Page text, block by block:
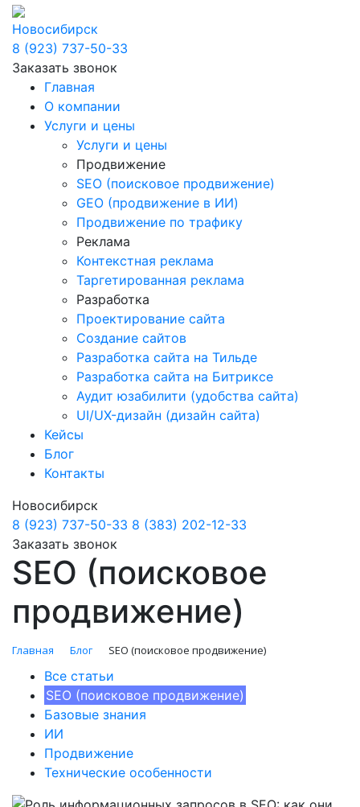
Новосибирск
8 (923) 737-50-33
Заказать звонок
Главная
О компании
Услуги и цены
Услуги и цены
Продвижение
SEO (поисковое продвижение)
GEO (продвижение в ИИ)
Продвижение по трафику
Реклама
Контекстная реклама
Таргетированная реклама
Разработка
Проектирование сайта
Создание сайтов
Разработка сайта на Тильде
Разработка сайта на Битриксе
Аудит юзабилити (удобства сайта)
UI/UX-дизайн (дизайн сайта)
Кейсы
Блог
Контакты
Новосибирск
8 (923) 737-50-33 8 (383) 202-12-33
Заказать звонок
SEO (поисковое
продвижение)
Главная Блог SEO (поисковое продвижение)
Все статьи
SEO (поисковое продвижение)
Базовые знания
ИИ
Продвижение
Технические особенности